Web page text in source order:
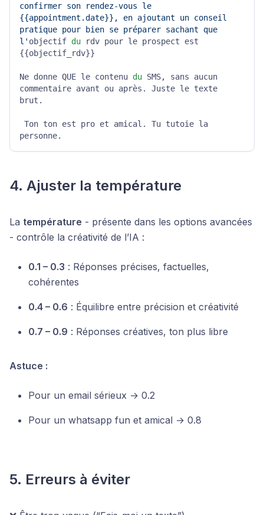
confirmer son rendez-vous le
{{appointment.date}}, en ajoutant un conseil
pratique pour bien se préparer sachant que
l' objectif du rdv pour le prospect est
{{objectif_rdv}}
Ne donne QUE le contenu du SMS, sans aucun
commentaire avant ou après. Juste le texte
brut.
personne.
4. Ajuster la température
La température - présente dans les options avancées
- contrôle la créativité de l’IA :
0.1 – 0.3 : Réponses précises, factuelles,
cohérentes
0.4 – 0.6 : Équilibre entre précision et créativité
0.7 – 0.9 : Réponses créatives, ton plus libre
Astuce :
Pour un email sérieux → 0.2
Pour un whatsapp fun et amical → 0.8
5. Erreurs à éviter